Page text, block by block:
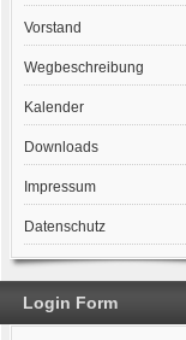
Vorstand
Wegbeschreibung
Kalender
Downloads
Impressum
Datenschutz
Login Form